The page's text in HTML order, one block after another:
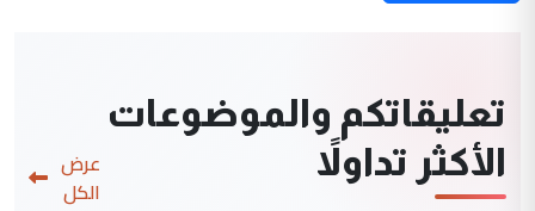
تعليقاتكم والموضوعات
الأكثر تداولاً
عرض
الكل